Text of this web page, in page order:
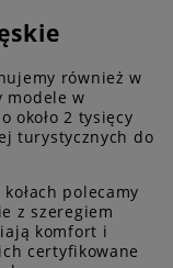
również w
modele w
około 2 tysięcy
turystycznych do
polecamy
z szeregiem
komfort i
certyfikowane